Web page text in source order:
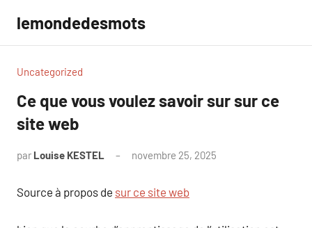
contenu
lemondedesmots
Uncategorized
Ce que vous voulez savoir sur sur ce
site web
par Louise KESTEL novembre 25, 2025
Source à propos de sur ce site web